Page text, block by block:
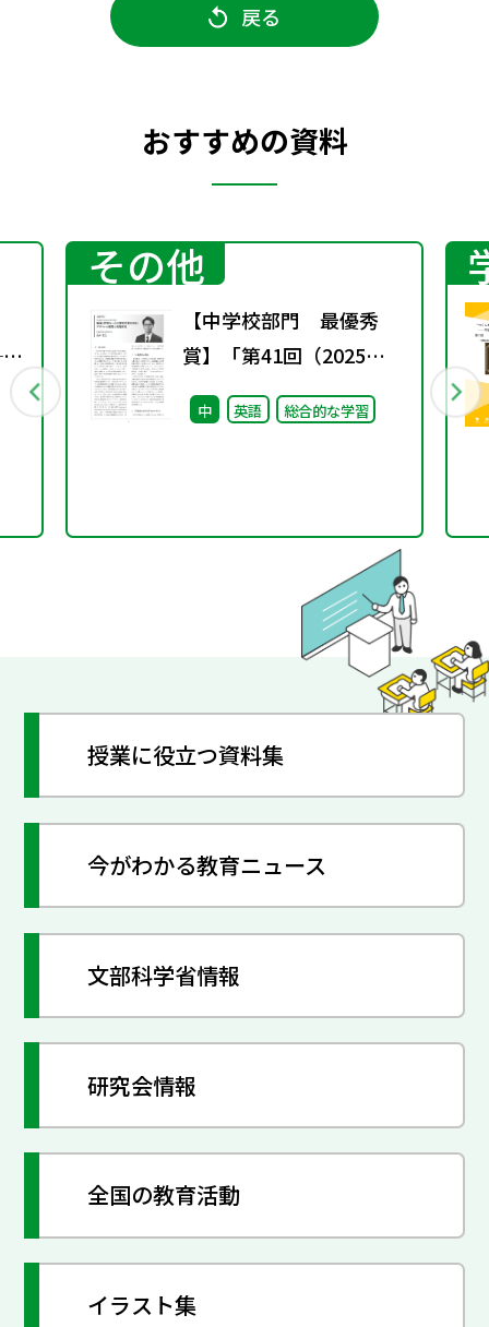
戻る
おすすめの資料
その他
【中学校部門 最優秀
賞】「第41回（2025年
度）東書教育賞」の入賞
論文のご紹介
中 英語 総合的な学習
授業に役立つ資料集
今がわかる教育ニュース
文部科学省情報
研究会情報
全国の教育活動
イラスト集